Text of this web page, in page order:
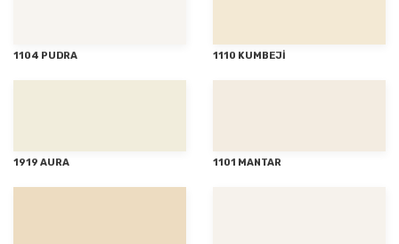
1104 PUDRA 1110 KUMBEJİ
1919 AURA 1101 MANTAR